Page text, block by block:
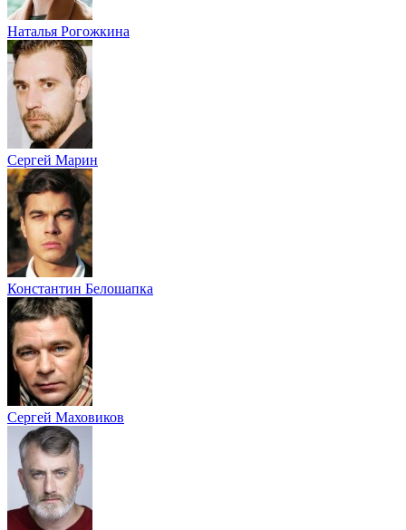
Наталья Рогожкина
Сергей Марин
Константин Белошапка
Сергей Маховиков